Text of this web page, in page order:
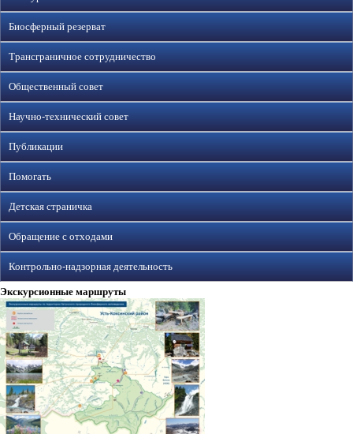
Биосферный резерват
Трансграничное сотрудничество
Общественный совет
Научно-технический совет
Публикации
Помогать
Детская страничка
Обращение с отходами
Контрольно-надзорная деятельность
Экскурсионные маршруты